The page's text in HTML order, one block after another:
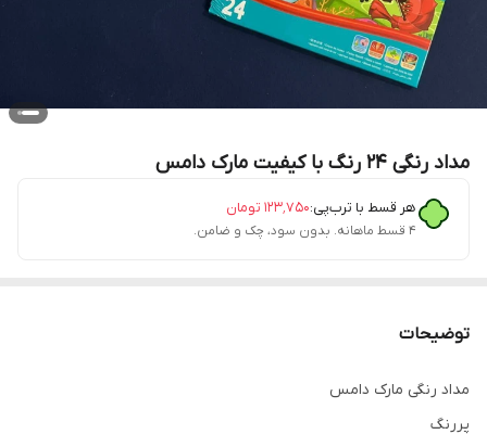
مداد رنگی ۲۴ رنگ با کیفیت مارک دامس
هر قسط با ترب‌پی:۱۲۳٬۷۵۰ تومان
۴ قسط ماهانه. بدون سود، چک و ضامن.
توضیحات
مداد رنگی مارک دامس
پررنگ